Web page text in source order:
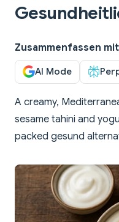
Zusammenfassen
AI Mode
A creamy,
sesame tahini and
packed gesund